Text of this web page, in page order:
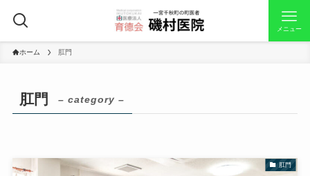
メニュー
ホーム 肛門
肛門 – category –
肛門